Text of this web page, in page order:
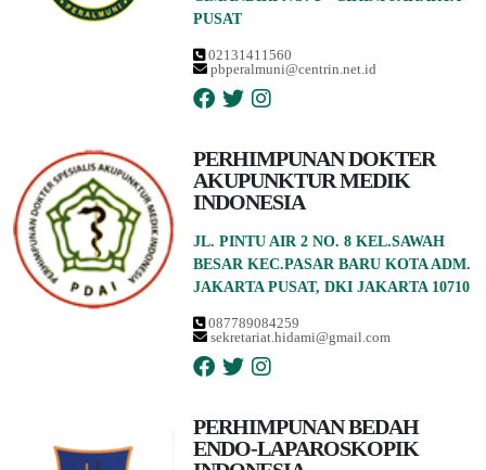
PUSAT
02131411560
pbperalmuni@centrin.net.id
PERHIMPUNAN DOKTER
AKUPUNKTUR MEDIK
INDONESIA
JL. PINTU AIR 2 NO. 8 KEL.SAWAH
BESAR KEC.PASAR BARU KOTA ADM.
JAKARTA PUSAT, DKI JAKARTA 10710
087789084259
sekretariat.hidami@gmail.com
PERHIMPUNAN BEDAH
ENDO-LAPAROSKOPIK